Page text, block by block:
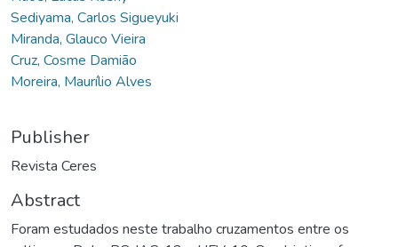
Sediyama, Carlos Sigueyuki
Miranda, Glauco Vieira
Cruz, Cosme Damião
Moreira, Maurílio Alves
Publisher
Revista Ceres
Abstract
Foram estudados neste trabalho cruzamentos entre os